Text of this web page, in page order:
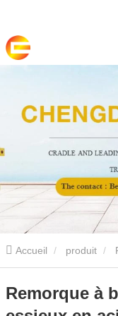
Accueil produit
Remorque basculante
Remorque à